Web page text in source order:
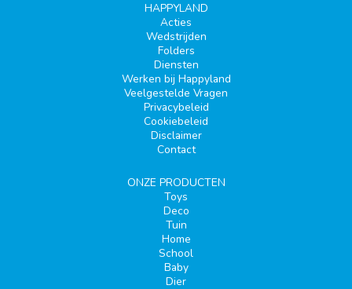
HAPPYLAND
Acties
Wedstrijden
Folders
Diensten
Werken bij Happyland
Veelgestelde Vragen
Privacybeleid
Cookiebeleid
Disclaimer
Contact
ONZE PRODUCTEN
Toys
Deco
Tuin
Home
School
Baby
Dier